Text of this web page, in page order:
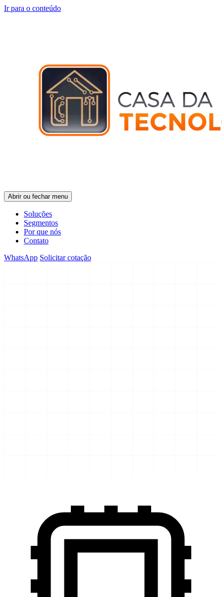
Ir para o conteúdo
Abrir ou fechar menu
Soluções
Segmentos
Por que nós
Contato
WhatsApp Solicitar cotação